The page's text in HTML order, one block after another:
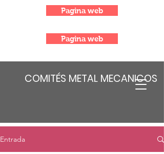
COMITÉS METAL MECANICOS
Pagina web
Pagina web
Entrada